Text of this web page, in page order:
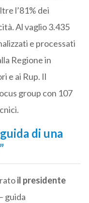
l’81% dei
Al vaglio 3.435
e processati
Regione in
e ai Rup. Il
group con 107
di una
il presidente
– guida